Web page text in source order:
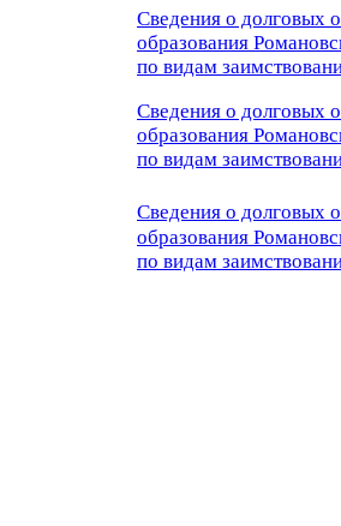
Сведения о долговых
образования
по видам
Сведения о долговых
образования
по видам
Сведения о долговых
образования
по видам